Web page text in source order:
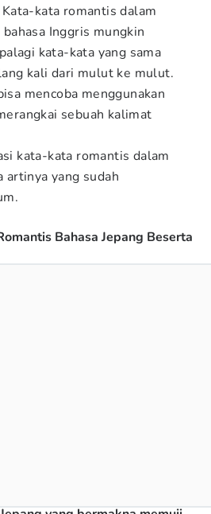
kata romantis dalam
Inggris mungkin
kata-kata yang sama
kali dari mulut ke mulut.
mencoba menggunakan
sebuah kalimat
kata-kata romantis dalam
artinya yang sudah
Bahasa Jepang Beserta